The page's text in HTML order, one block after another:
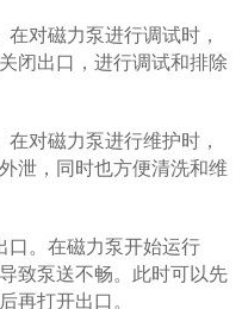
对磁力泵进行调试时，
闭出口，进行调试和排除
对磁力泵进行维护时，
泄，同时也方便清洗和维
。在磁力泵开始运行
致泵送不畅。此时可以先
再打开出口。